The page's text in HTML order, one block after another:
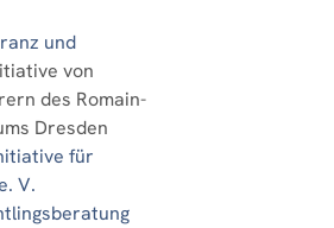
und
von
des Romain-
Dresden
für
V.